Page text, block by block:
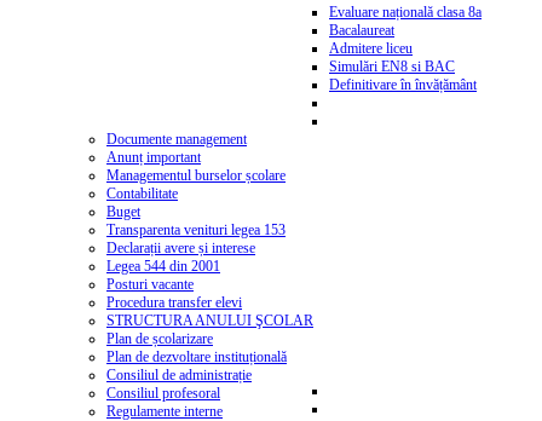
Evaluare națională clasa 8a
Bacalaureat
Admitere liceu
Simulări EN8 si BAC
Definitivare în învățământ
Documente management
Anunț important
Managementul burselor școlare
Contabilitate
Buget
Transparenta venituri legea 153
Declarații avere și interese
Legea 544 din 2001
Posturi vacante
Procedura transfer elevi
STRUCTURA ANULUI ŞCOLAR
Plan de școlarizare
Plan de dezvoltare instituțională
Consiliul de administrație
Consiliul profesoral
Regulamente interne